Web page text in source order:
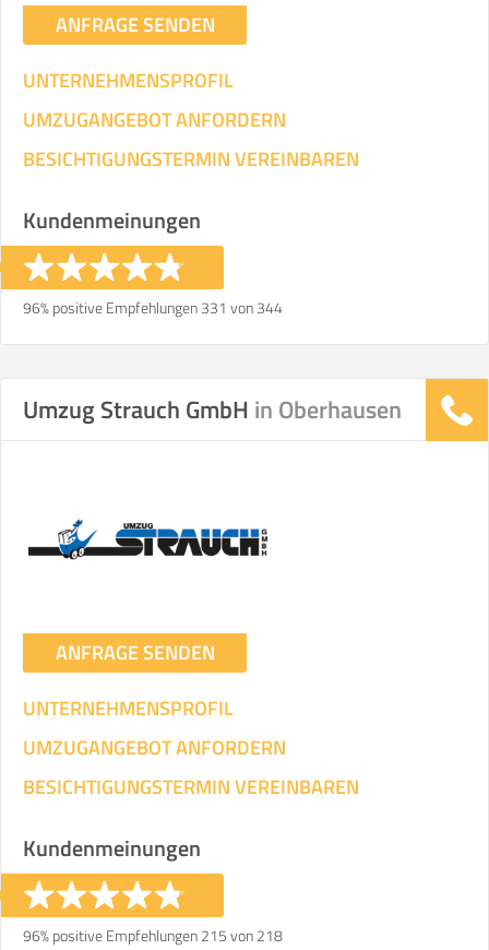
ANFRAGE SENDEN
UNTERNEHMENSPROFIL
UMZUGANGEBOT ANFORDERN
BESICHTIGUNGSTERMIN VEREINBAREN
Kundenmeinungen
96% positive Empfehlungen 331 von 344
Umzug Strauch GmbH in Oberhausen
ANFRAGE SENDEN
UNTERNEHMENSPROFIL
UMZUGANGEBOT ANFORDERN
BESICHTIGUNGSTERMIN VEREINBAREN
Kundenmeinungen
96% positive Empfehlungen 215 von 218